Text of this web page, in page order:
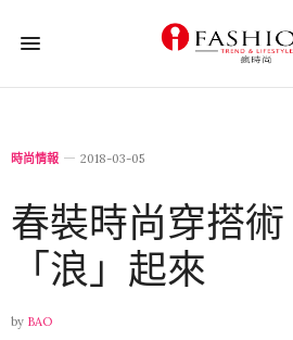
時尚情報 2018-03-05
春裝時尚穿搭
「浪」起來
by BAO